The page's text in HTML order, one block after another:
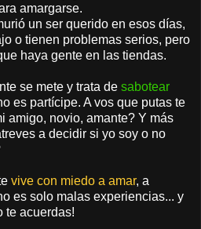
amargarse.
un ser querido en esos días,
o tienen problemas serios, pero
haya gente en las tiendas.
se mete y trata de sabotear
es partícipe. A vos que putas te
amigo, novio, amante? Y más
a decidir si yo soy o no
vive con miedo a amar, a
es solo malas experiencias... y
te acuerdas!